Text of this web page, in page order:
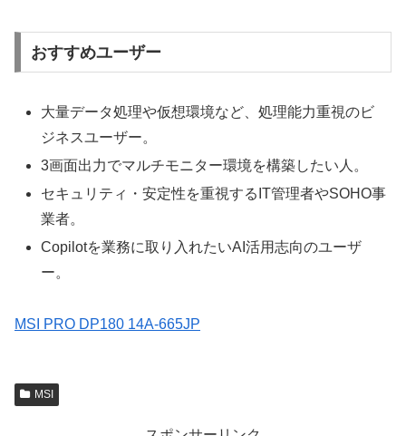
おすすめユーザー
大量データ処理や仮想環境など、処理能力重視のビ
ジネスユーザー。
3画面出力でマルチモニター環境を構築したい人。
セキュリティ・安定性を重視するIT管理者やSOHO事
業者。
Copilotを業務に取り入れたいAI活用志向のユーザ
ー。
MSI PRO DP180 14A-665JP
MSI